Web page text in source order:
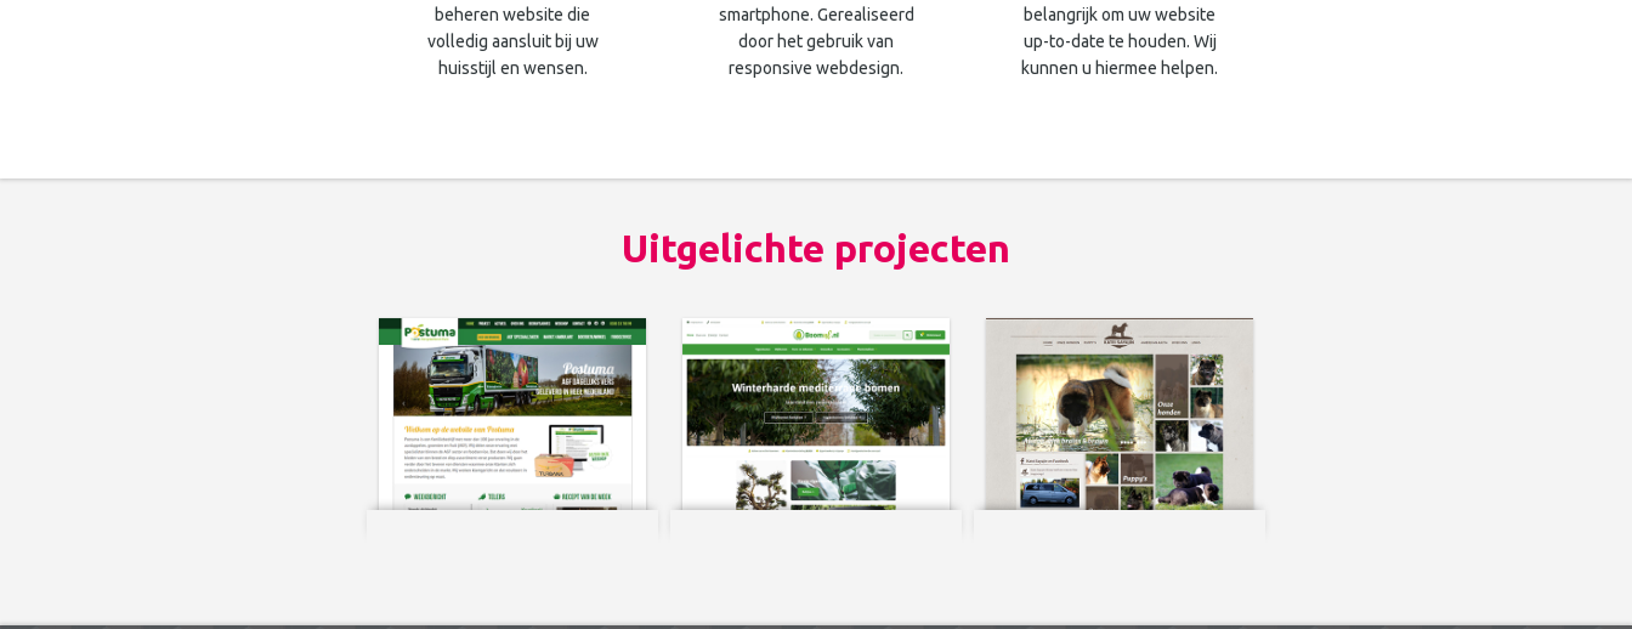
beheren website die
volledig aansluit bij uw
huisstijl en wensen.
smartphone. Gerealiseerd
door het gebruik van
responsive webdesign.
belangrijk om uw website
up-to-date te houden. Wij
kunnen u hiermee helpen.
Uitgelichte projecten